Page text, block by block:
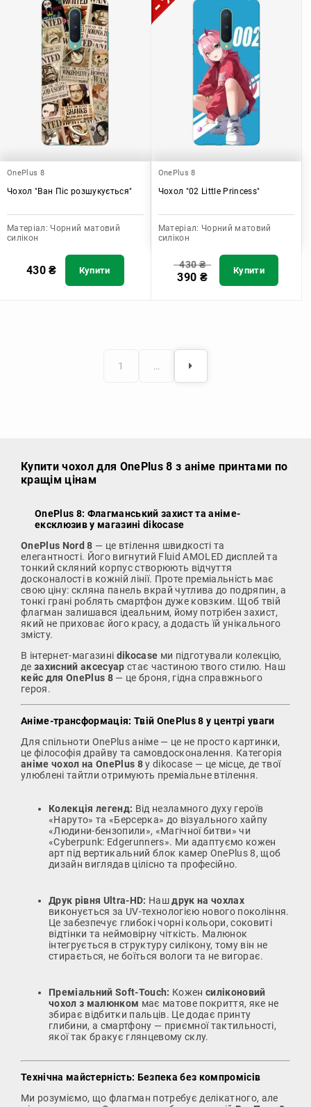
OnePlus 8
Чохол "Ван Піс розшукується"
Матеріал: Чорний матовий
силікон
430₴ Купити
OnePlus 8
Чохол "02 Little Princess"
Матеріал: Чорний матовий
силікон
430₴
390 ₴ Купити
1 …
Купити чохол для OnePlus 8 з аніме принтами по
кращім цінам
OnePlus 8: Флагманський захист та аніме-
ексклюзив у магазині dikocase
OnePlus Nord 8 — це втілення швидкості та
елегантності. Його вигнутий Fluid AMOLED дисплей та
тонкий скляний корпус створюють відчуття
досконалості в кожній лінії. Проте преміальність має
свою ціну: скляна панель вкрай чутлива до подряпин, а
тонкі грані роблять смартфон дуже ковзким. Щоб твій
флагман залишався ідеальним, йому потрібен захист,
який не приховає його красу, а додасть їй унікального
змісту.
В інтернет-магазині dikocase ми підготували колекцію,
де захисний аксесуар стає частиною твого стилю. Наш
кейс для OnePlus 8 — це броня, гідна справжнього
героя.
Аніме-трансформація: Твій OnePlus 8 у центрі уваги
Для спільноти OnePlus аніме — це не просто картинки,
це філософія драйву та самовдосконалення. Категорія
аніме чохол на OnePlus 8у dikocase — це місце, де твої
улюблені тайтли отримують преміальне втілення.
Колекція легенд: Від незламного духу героїв
«Наруто» та «Берсерка» до візуального хайпу
«Людини-бензопили», «Магічної битви» чи
«Cyberpunk: Edgerunners». Ми адаптуємо кожен
арт під вертикальний блок камер OnePlus 8, щоб
дизайн виглядав цілісно та професійно.
Друк рівня Ultra-HD: Нашдрук на чохлах
виконується за UV-технологією нового покоління.
Це забезпечує глибокі чорні кольори, соковиті
відтінки та неймовірну чіткість. Малюнок
інтегрується в структуру силікону, тому він не
стирається, не боїться вологи та не вигорає.
Преміальний Soft-Touch: Коженсиліконовий
чохол з малюнком має матове покриття, яке не
збирає відбитки пальців. Це додає принту
глибини, а смартфону — приємної тактильності,
якої так бракує глянцевому склу.
Технічна майстерність: Безпека без компромісів
Ми розуміємо, що флагман потребує делікатного, але